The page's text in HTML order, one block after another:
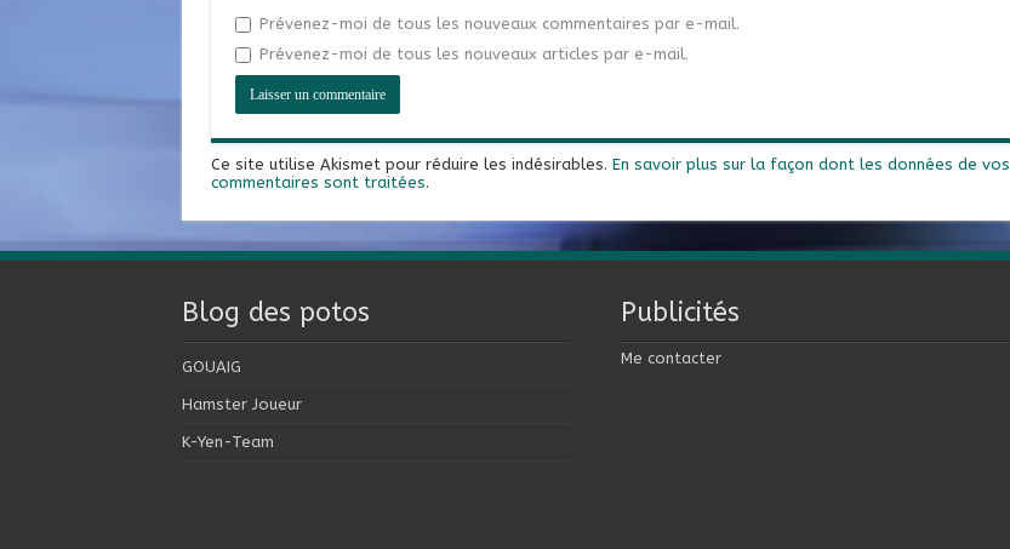
Prévenez-moi de tous les nouveaux commentaires par e-mail.
Prévenez-moi de tous les nouveaux articles par e-mail.
Ce site utilise Akismet pour réduire les indésirables. En savoir plus sur la façon dont les données de vos
commentaires sont traitées.
Blog des potos
GOUAIG
Hamster Joueur
K-Yen-Team
Publicités
Me contacter